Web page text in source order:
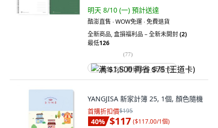
明天 8/10 (一) 預計送達
酷澎直售 ∙ WOW免運 ∙ 免費退貨
全新商品,盒損福利品 – 全新未開封(2)
最低126
(77)
满 $1,500 再省 $75 (王道卡)
YANGJISA 新家計簿 25, 1個, 顏色隨機
首購折扣價$195
40% $117 ($117.00/1個)